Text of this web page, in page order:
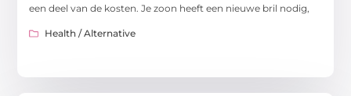
een deel van de kosten. Je zoon heeft een nieuwe bril nodig,
Health / Alternative